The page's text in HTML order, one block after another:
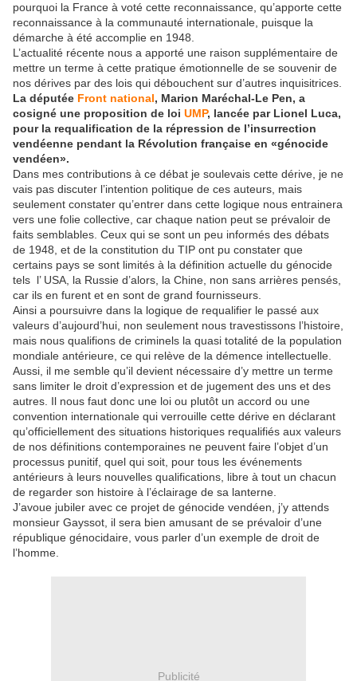
pourquoi la France à voté cette reconnaissance, qu’apporte cette
reconnaissance à la communauté internationale, puisque la
démarche à été accomplie en 1948.
L’actualité récente nous a apporté une raison supplémentaire de
mettre un terme à cette pratique émotionnelle de se souvenir de
nos dérives par des lois qui débouchent sur d’autres inquisitrices.
La députée Front national, Marion Maréchal-Le Pen, a
cosigné une proposition de loi UMP, lancée par Lionel Luca,
pour la requalification de la répression de l’insurrection
vendéenne pendant la Révolution française en «génocide
vendéen».
Dans mes contributions à ce débat je soulevais cette dérive, je ne
vais pas discuter l’intention politique de ces auteurs, mais
seulement constater qu’entrer dans cette logique nous entrainera
vers une folie collective, car chaque nation peut se prévaloir de
faits semblables. Ceux qui se sont un peu informés des débats
de 1948, et de la constitution du TIP ont pu constater que
certains pays se sont limités à la définition actuelle du génocide
tels l’ USA, la Russie d’alors, la Chine, non sans arrières pensés,
car ils en furent et en sont de grand fournisseurs.
Ainsi a poursuivre dans la logique de requalifier le passé aux
valeurs d’aujourd’hui, non seulement nous travestissons l’histoire,
mais nous qualifions de criminels la quasi totalité de la population
mondiale antérieure, ce qui relève de la démence intellectuelle.
Aussi, il me semble qu’il devient nécessaire d’y mettre un terme
sans limiter le droit d’expression et de jugement des uns et des
autres. Il nous faut donc une loi ou plutôt un accord ou une
convention internationale qui verrouille cette dérive en déclarant
qu’officiellement des situations historiques requalifiés aux valeurs
de nos définitions contemporaines ne peuvent faire l’objet d’un
processus punitif, quel qui soit, pour tous les événements
antérieurs à leurs nouvelles qualifications, libre à tout un chacun
de regarder son histoire à l’éclairage de sa lanterne.
J’avoue jubiler avec ce projet de génocide vendéen, j’y attends
monsieur Gayssot, il sera bien amusant de se prévaloir d’une
république génocidaire, vous parler d’un exemple de droit de
l’homme.
Publicité